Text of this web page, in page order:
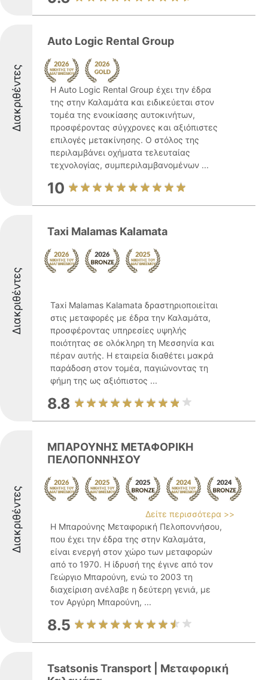
Διακριθέντες
Auto Logic Rental Group
Η Auto Logic Rental Group έχει την έδρα
της στην Καλαμάτα και ειδικεύεται στον
τομέα της ενοικίασης αυτοκινήτων,
προσφέροντας σύγχρονες και αξιόπιστες
επιλογές μετακίνησης. Ο στόλος της
περιλαμβάνει οχήματα τελευταίας
τεχνολογίας, συμπεριλαμβανομένων ...
10
Διακριθέντες
Taxi Malamas Kalamata
Taxi Malamas Kalamata δραστηριοποιείται
στις μεταφορές με έδρα την Καλαμάτα,
προσφέροντας υπηρεσίες υψηλής
ποιότητας σε ολόκληρη τη Μεσσηνία και
πέραν αυτής. Η εταιρεία διαθέτει μακρά
παράδοση στον τομέα, παγιώνοντας τη
φήμη της ως αξιόπιστος ...
8.8
Διακριθέντες
ΜΠΑΡΟΥΝΗΣ ΜΕΤΑΦΟΡΙΚΗ
ΠΕΛΟΠΟΝΝΗΣΟΥ
Δείτε περισσότερα >>
Η Μπαρούνης Μεταφορική Πελοποννήσου,
που έχει την έδρα της στην Καλαμάτα,
είναι ενεργή στον χώρο των μεταφορών
από το 1970. Η ίδρυσή της έγινε από τον
Γεώργιο Μπαρούνη, ενώ το 2003 τη
διαχείριση ανέλαβε η δεύτερη γενιά, με
τον Αργύρη Μπαρούνη, ...
8.5
Tsatsonis Transport | Μεταφορική